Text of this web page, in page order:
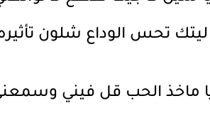
ليتك تحس الوداع شلون
ماخذ الحب قل فيني